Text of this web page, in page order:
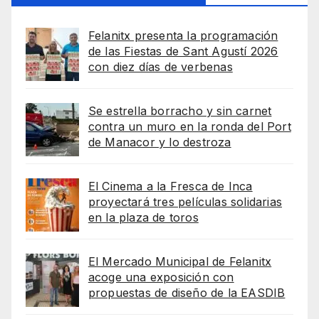
Felanitx presenta la programación
de las Fiestas de Sant Agustí 2026
con diez días de verbenas
Se estrella borracho y sin carnet
contra un muro en la ronda del Port
de Manacor y lo destroza
El Cinema a la Fresca de Inca
proyectará tres películas solidarias
en la plaza de toros
El Mercado Municipal de Felanitx
acoge una exposición con
propuestas de diseño de la EASDIB